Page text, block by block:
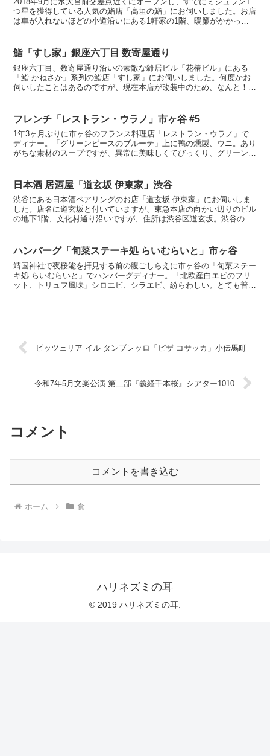
つ星を獲得している人気の鮨店「高垣の鮨」にお伺いしました。お店
は車が入れないほどの小道沿いにある1軒家の1階、暖簾がかかって
鮨「すし家」銀座六丁目 数寄屋通り
銀座六丁目、数寄屋通り沿いの素敵な雑居ビル「花椿ビル」にある
「鮨 かねさか」系列の鮨店「すし家」にお伺いしました。何度かお
伺いしたことはあるのですが、現在本店が改装中のため、なんと！金
フレンチ「レストラン・ウラノ」市ヶ谷 #5
1年3ヶ月ぶりに市ヶ谷のフランス料理店「レストラン・ウラノ」で
ディナー。「グリーンピースのブルーテ」上に鴨の燻製、ウニ。あり
がちな素材のスープですが、異常に美味しくてびっくり、グリーンピ
日本酒 居酒屋「道玄坂 伊東家」渋谷
渋谷にある日本酒ペアリングのお店「道玄坂 伊東家」にお伺いしま
した。店名に道玄坂と付いていますが、東急本店の向かい辺りのビル
の地下1階、文化村通り沿いですが、住所は渋谷区道玄坂。渋谷のお
ハンバーグ「旬菜ステーキ処 らいむらいと」市ヶ谷
靖国神社で夜桜能を拝見する前の腹ごしらえに市ヶ谷の「旬菜ステー
キ処 らいむらいと」でハンバーグディナー。「北欧産白エビのフリ
ット、トリュフ風味」シロエビ、シラエビ、紛らわしい。とても普通
ピッツェリア イル タンブレッロ「ピザ コサッカ」小伝馬町
令和7年5月文楽公演 第二部『義経千本桜』シアター1010
コメント
コメントを書き込む
ホーム 食
ハリネズミの耳
© 2019 ハリネズミの耳.